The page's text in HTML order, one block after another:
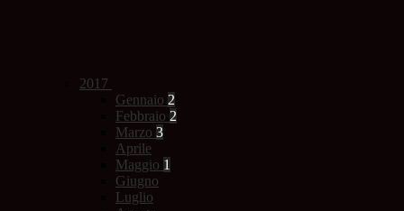
2017
Gennaio 2
Febbraio 2
Marzo 3
Aprile
Maggio 1
Giugno
Luglio